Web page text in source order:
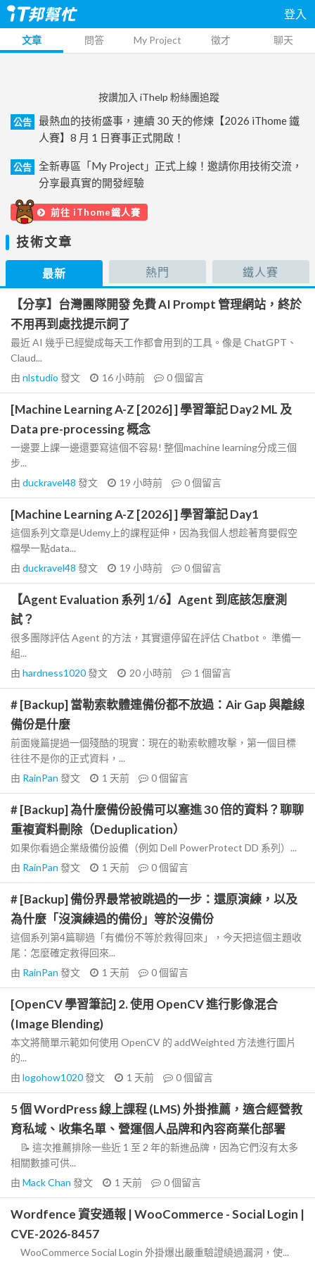
登入
文章 問答 My Project 徵才 聊天
按讚加入 iThelp 粉絲團追蹤
公告
最熱血的技術盛事，連續 30 天的修煉【2026 iThome 鐵
人賽】8 月 1 日賽事正式開啟！
公告
全新專區「My Project」正式上線！邀請你用技術交流，
分享最真實的開發經驗
前往 iThome鐵人賽
技術文章
最新 熱門 鐵人賽
【分享】台灣團隊開發 免費 AI Prompt 管理網站，終於
不用再到處找提示詞了
最近 AI 幾乎已經變成每天工作都會用到的工具。像是 ChatGPT、
Claud...
由 nlstudio 發文 16 小時前 0個留言
[Machine Learning A-Z [2026] ] 學習筆記 Day2 ML 及
Data pre-processing 概念
一邊要上課一邊還要寫這個不容易! 整個machine learning分成三個
步...
由 duckravel48 發文 19 小時前 0個留言
[Machine Learning A-Z [2026] ] 學習筆記 Day1
這個系列文章是Udemy上的課程延伸，因為我個人想趁著育嬰假空
檔學一點data...
由 duckravel48 發文 19 小時前 0個留言
【Agent Evaluation 系列 1/6】Agent 到底該怎麼測
試？
很多團隊評估 Agent 的方法，其實還停留在評估 Chatbot。 準備一
組...
由 hardness1020發文 20 小時前 1 個留言
# [Backup] 當勒索軟體連備份都不放過：Air Gap 與離線
備份是什麼
前面幾篇提過一個殘酷的現實：現在的勒索軟體攻擊，第一個目標
往往不是你的正式資料，...
由 RainPan 發文 1 天前 0個留言
# [Backup] 為什麼備份設備可以塞進 30 倍的資料？聊聊
重複資料刪除（Deduplication）
如果你看過企業級備份設備（例如 Dell PowerProtect DD 系列）...
由 RainPan 發文 1 天前 0個留言
# [Backup] 備份界最常被跳過的一步：還原演練，以及
為什麼「沒演練過的備份」等於沒備份
這個系列第4篇聊過「有備份不等於救得回來」，今天把這個主題收
尾：怎麼確定救得回來...
由 RainPan 發文 1 天前 0個留言
[OpenCV 學習筆記] 2. 使用 OpenCV 進行影像混合
(Image Blending)
本文將簡單示範如何使用 OpenCV 的 addWeighted 方法進行圖片
的...
由 logohow1020發文 1 天前 0個留言
5 個 WordPress 線上課程 (LMS) 外掛推薦，適合經營教
育私域、收集名單、營運個人品牌和內容商業化部署
📝 這次推薦排除一些近 1 至 2 年的新進品牌，因為它們沒有太多
相關數據可供...
由 Mack Chan 發文 1 天前 0個留言
Wordfence 資安通報 | WooCommerce - Social Login |
CVE-2026-8457
WooCommerce Social Login 外掛爆出嚴重驗證繞過漏洞，使...